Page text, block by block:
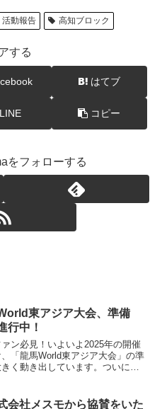
活動報告 高知ブロック
する
はてブ
LINE コピー
をフォローする
東アジア大会、準備
行中！
ン必見！いよいよ2025年の開催
「龍馬World東アジア大会」の準
く動き出しています。ついに完
れを手にするだけで大会の熱気が
会社メスモから協賛をいた